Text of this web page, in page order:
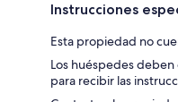
Instrucciones
Esta propiedad no
Los huéspedes
para recibir las